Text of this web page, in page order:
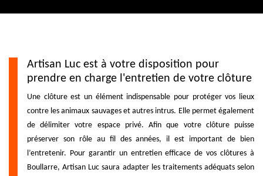
Artisan Luc est à votre disposition pour
prendre en charge l'entretien de votre clôture
Une clôture est un élément indispensable pour protéger vos lieux
contre les animaux sauvages et autres intrus. Elle permet également
de délimiter votre espace privé. Afin que votre clôture puisse
préserver son rôle au fil des années, il est important de bien
l’entretenir. Pour garantir un entretien efficace de vos clôtures à
Boullarre, Artisan Luc saura adapter les traitements adéquats selon